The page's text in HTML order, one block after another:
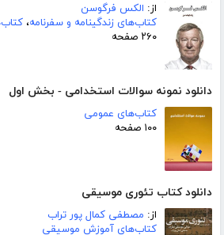
از: الکس فرگوسن
کتاب‌های زندگینامه و سفرنامه،
۲۶۰ صفحه
دانلود نمونه سوالات استخدامی - بخش اول
کتاب‌های عمومی
۱۰۰ صفحه
دانلود کتاب تئوری موسیقی
از: مصطفی کمال پور تراب
کتاب‌های آموزش موسیقی